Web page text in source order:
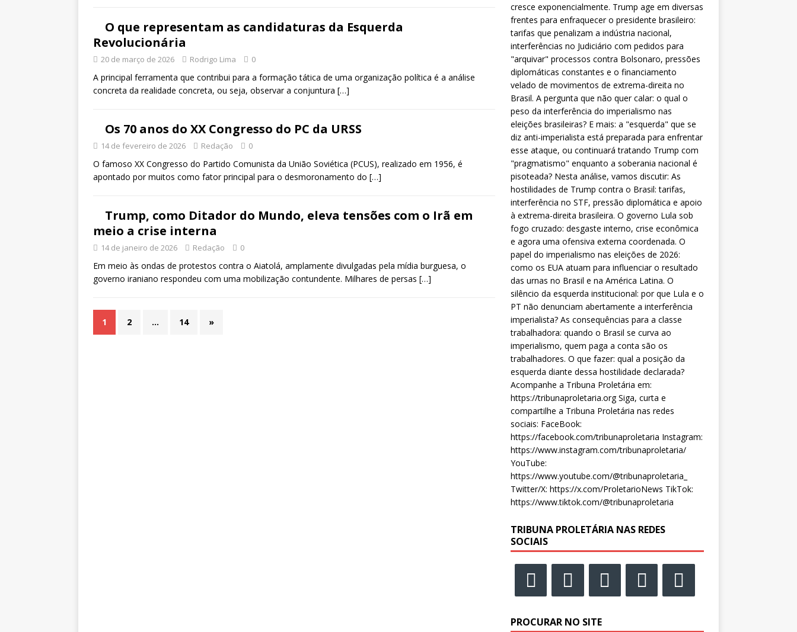
O que representam as candidaturas da Esquerda
Revolucionária
20 de março de 2026 Rodrigo Lima 0
A principal ferramenta que contribui para a formação tática de uma organização política é a análise
concreta da realidade concreta, ou seja, observar a conjuntura […]
Os 70 anos do XX Congresso do PC da URSS
14 de fevereiro de 2026 Redação 0
O famoso XX Congresso do Partido Comunista da União Soviética (PCUS), realizado em 1956, é
apontado por muitos como fator principal para o desmoronamento do […]
Trump, como Ditador do Mundo, eleva tensões com o Irã em
meio a crise interna
14 de janeiro de 2026 Redação 0
Em meio às ondas de protestos contra o Aiatolá, amplamente divulgadas pela mídia burguesa, o
governo iraniano respondeu com uma mobilização contundente. Milhares de persas […]
1 2 … 14 »
cresce exponencialmente. Trump age em diversas
frentes para enfraquecer o presidente brasileiro:
tarifas que penalizam a indústria nacional,
interferências no Judiciário com pedidos para
"arquivar" processos contra Bolsonaro, pressões
diplomáticas constantes e o financiamento
velado de movimentos de extrema-direita no
Brasil. A pergunta que não quer calar: o qual o
peso da interferência do imperialismo nas
eleições brasileiras? E mais: a "esquerda" que se
diz anti-imperialista está preparada para enfrentar
esse ataque, ou continuará tratando Trump com
"pragmatismo" enquanto a soberania nacional é
pisoteada? Nesta análise, vamos discutir: As
hostilidades de Trump contra o Brasil: tarifas,
interferência no STF, pressão diplomática e apoio
à extrema-direita brasileira. O governo Lula sob
fogo cruzado: desgaste interno, crise econômica
e agora uma ofensiva externa coordenada. O
papel do imperialismo nas eleições de 2026:
como os EUA atuam para influenciar o resultado
das urnas no Brasil e na América Latina. O
silêncio da esquerda institucional: por que Lula e o
PT não denunciam abertamente a interferência
imperialista? As consequências para a classe
trabalhadora: quando o Brasil se curva ao
imperialismo, quem paga a conta são os
trabalhadores. O que fazer: qual a posição da
esquerda diante dessa hostilidade declarada?
Acompanhe a Tribuna Proletária em:
https://tribunaproletaria.org Siga, curta e
compartilhe a Tribuna Proletária nas redes
sociais: FaceBook:
https://facebook.com/tribunaproletaria Instagram:
https://www.instagram.com/tribunaproletaria/
YouTube:
https://www.youtube.com/@tribunaproletaria_
Twitter/X: https://x.com/ProletarioNews TikTok:
https://www.tiktok.com/@tribunaproletaria
TRIBUNA PROLETÁRIA NAS REDES
SOCIAIS
PROCURAR NO SITE